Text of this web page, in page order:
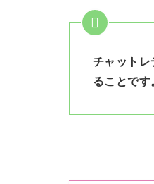
チャット
ることです。